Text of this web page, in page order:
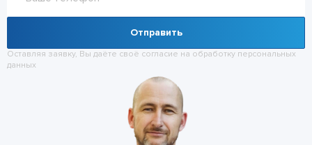
Отправить
Оставляя заявку, Вы даёте своё согласие на обработку персональных
данных